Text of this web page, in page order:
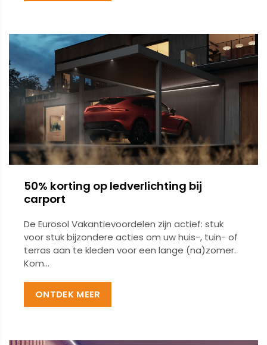
50% korting op ledverlichting bij
carport
De Eurosol Vakantievoordelen zijn actief: stuk
voor stuk bijzondere acties om uw huis-, tuin- of
terras aan te kleden voor een lange (na)zomer.
Kom...
ONTDEK MEER